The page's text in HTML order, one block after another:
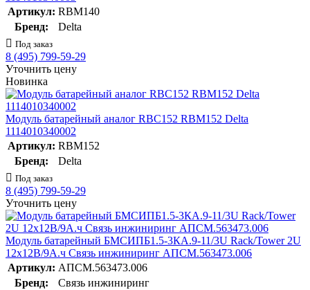
Артикул: RBM140
Бренд:
Delta
Под заказ
8 (495) 799-59-29
Уточнить цену
Новинка
Модуль батарейный аналог RBC152 RBM152 Delta
1114010340002
Артикул: RBM152
Бренд:
Delta
Под заказ
8 (495) 799-59-29
Уточнить цену
Модуль батарейный БМСИПБ1.5-3КА.9-11/3U Rack/Tower 2U
12х12В/9А.ч Связь инжиниринг АПСМ.563473.006
Артикул: АПСМ.563473.006
Бренд:
Связь инжиниринг